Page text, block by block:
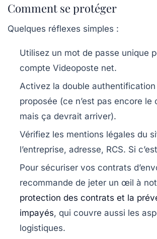
Comment se protéger
Quelques réflexes simples :
Utilisez un mot de passe unique
compte Videoposte net.
Activez la double
proposée (ce n’est pas encore le
mais ça devrait arriver).
Vérifiez les mentions légales du
l’entreprise, adresse, RCS. Si
Pour sécuriser vos contrats
recommande de jeter un œil à
protection des contrats et la
impayés, qui couvre aussi les
logistiques.